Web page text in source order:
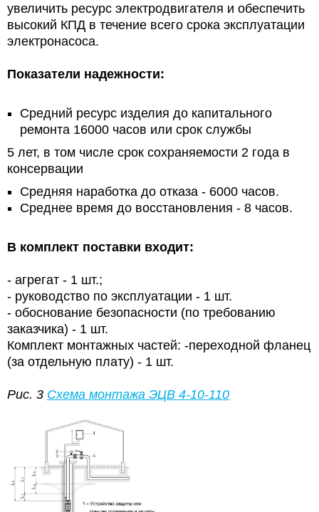
увеличить ресурс электродвигателя и обеспечить
высокий КПД в течение всего срока эксплуатации
электронасоса.
Показатели надежности:
Средний ресурс изделия до капитального
ремонта 16000 часов или срок службы
5 лет, в том числе срок сохраняемости 2 года в
консервации
Средняя наработка до отказа - 6000 часов.
Среднее время до восстановления - 8 часов.
В комплект поставки входит:
- агрегат - 1 шт.;
- руководство по эксплуатации - 1 шт.
- обоснование безопасности (по требованию
заказчика) - 1 шт.
Комплект монтажных частей: -переходной фланец
(за отдельную плату) - 1 шт.
Рис. 3 Схема монтажа ЭЦВ 4-10-110